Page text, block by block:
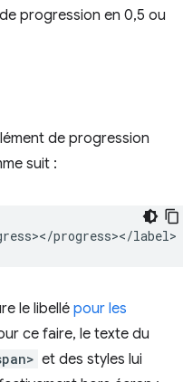
progression en 0,5 ou
de progression
suit :
le libellé pour les
ce faire, le texte du
et des styles lui